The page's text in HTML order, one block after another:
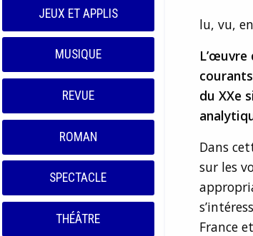
JEUX ET APPLIS
MUSIQUE
REVUE
ROMAN
SPECTACLE
THÉÂTRE
lu, vu,
du XXe
Dans
sur les
France